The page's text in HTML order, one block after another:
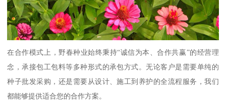
在合作模式上，野春种业始终秉持“诚信为本、合作共赢”的经营理
念，承接包工包料等多种形式的承包方式。无论客户是需要单纯的
种子批发采购，还是需要从设计、施工到养护的全流程服务，我们
都能够提供适合您的合作方案。